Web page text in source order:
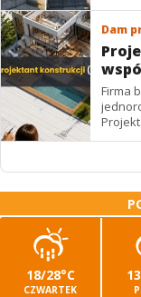
Dam
Firma
Projektantów
18/28°C
CZWARTEK